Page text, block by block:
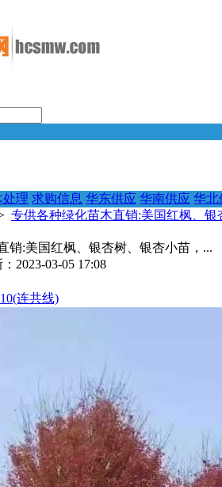
处理 求购信息 华东供应 华南供应 华北
专供各种绿化苗木直销:美国红枫、银
销:美国红枫、银杏树、银杏小苗，...
2023-03-05 17:08
连共线)